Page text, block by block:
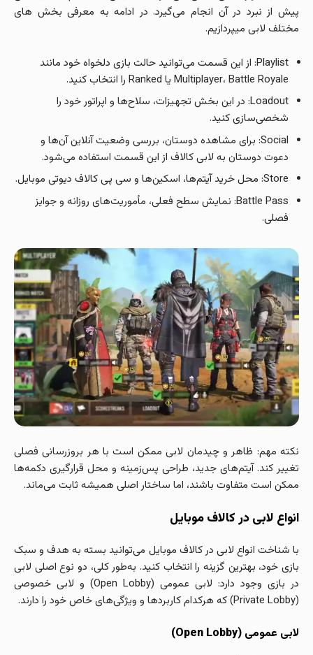
پیش از نبرد در آن انجام می‌گیرد. در ادامه به معرفی بخش های
مختلف لابی میپردازیم.
Playlist: از این قسمت می‌توانید حالت بازی دلخواه خود مانند
Multiplayer، Battle Royale یا Ranked را انتخاب کنید.
Loadout: در این بخش تجهیزات، سلاح‌ها و اپراتور خود را
شخصی‌سازی کنید.
Social: برای مشاهده دوستان، بررسی وضعیت آنلاین آن‌ها و
دعوت دوستان به لابی کالاف از این قسمت استفاده می‌شود.
Store: محل خرید آیتم‌ها، اسکین‌ها و سی پی کالاف دیوتی موبایل.
Battle Pass: نمایش سطح فعلی، مأموریت‌های روزانه و جوایز
فصلی.
نکته مهم: ظاهر و چیدمان لابی ممکن است با هر بروزرسانی فصلی
تغییر کند. آیتم‌های جدید، طراحی پس‌زمینه و محل قرارگیری دکمه‌ها
ممکن است متفاوت باشند، اما ساختار اصلی همیشه ثابت می‌ماند.
انواع لابی در کالاف موبایل
با شناخت انواع لابی در کالاف موبایل می‌توانید بسته به هدف و سبک
بازی خود، بهترین گزینه را انتخاب کنید. به‌طور کلی، دو نوع اصلی لابی
در بازی وجود دارد: لابی عمومی (Open Lobby) و لابی خصوصی
(Private Lobby) که هرکدام کاربردها و ویژگی‌های خاص خود را دارند.
لابی عمومی (Open Lobby)